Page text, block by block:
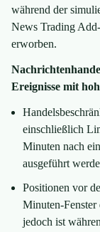
während der
News Trading
erworben.
Ereignisse mit
einschließlich
Minuten nach
ausgeführt
Positionen vor
Minuten-Fenster
jedoch ist